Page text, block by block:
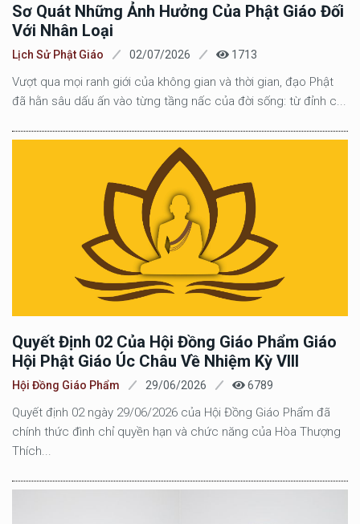
Sơ Quát Những Ảnh Hưởng Của Phật Giáo Đối
Với Nhân Loại
Lịch Sử Phật Giáo 02/07/2026 1713
Vượt qua mọi ranh giới của không gian và thời gian, đạo Phật
đã hằn sâu dấu ấn vào từng tầng nấc của đời sống: từ đỉnh c...
Quyết Định 02 Của Hội Đồng Giáo Phẩm Giáo
Hội Phật Giáo Úc Châu Về Nhiệm Kỳ VIII
Hội Đồng Giáo Phẩm 29/06/2026 6789
Quyết định 02 ngày 29/06/2026 của Hội Đồng Giáo Phẩm đã
chính thức đình chỉ quyền hạn và chức năng của Hòa Thượng
Thích...